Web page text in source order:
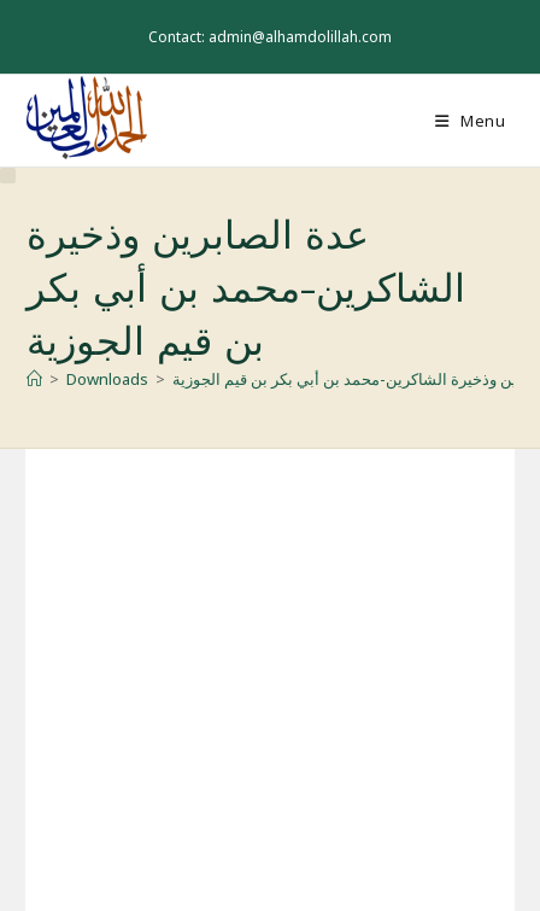
Contact: admin@alhamdolillah.com
Menu
عدة الصابرين وذخيرة
الشاكرين-محمد بن أبي بكر
بن قيم الجوزية
> Downloads > وذخيرة الشاكرين-محمد بن أبي بكر بن قيم الجوزية